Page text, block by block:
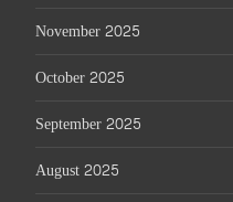
November 2025
October 2025
September 2025
August 2025